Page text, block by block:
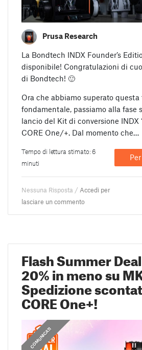
Prusa Research
La Bondtech INDX Founder’s
disponibile! Congratulazioni di
di Bondtech! 🙂
Ora che abbiamo superato questa
fondamentale, passiamo alla fase
lancio del Kit di conversione INDX
CORE One/+. Dal momento che…
Tempo di lettura stimato: 6
minuti
Nessuna Risposta / Accedi per
lasciare un commento
Flash Summer
20% in meno su
Spedizione
CORE One+!
COMUNICATI